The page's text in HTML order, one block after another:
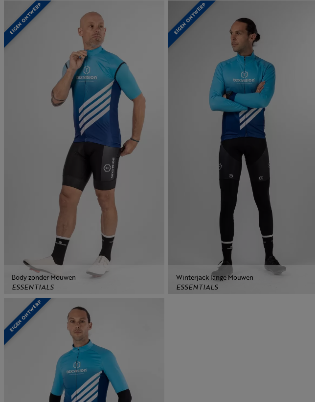
EIGEN ONTWERP
Body zonder Mouwen
ESSENTIALS
EIGEN ONTWERP
Winterjack lange Mouwen
ESSENTIALS
EIGEN ONTWERP